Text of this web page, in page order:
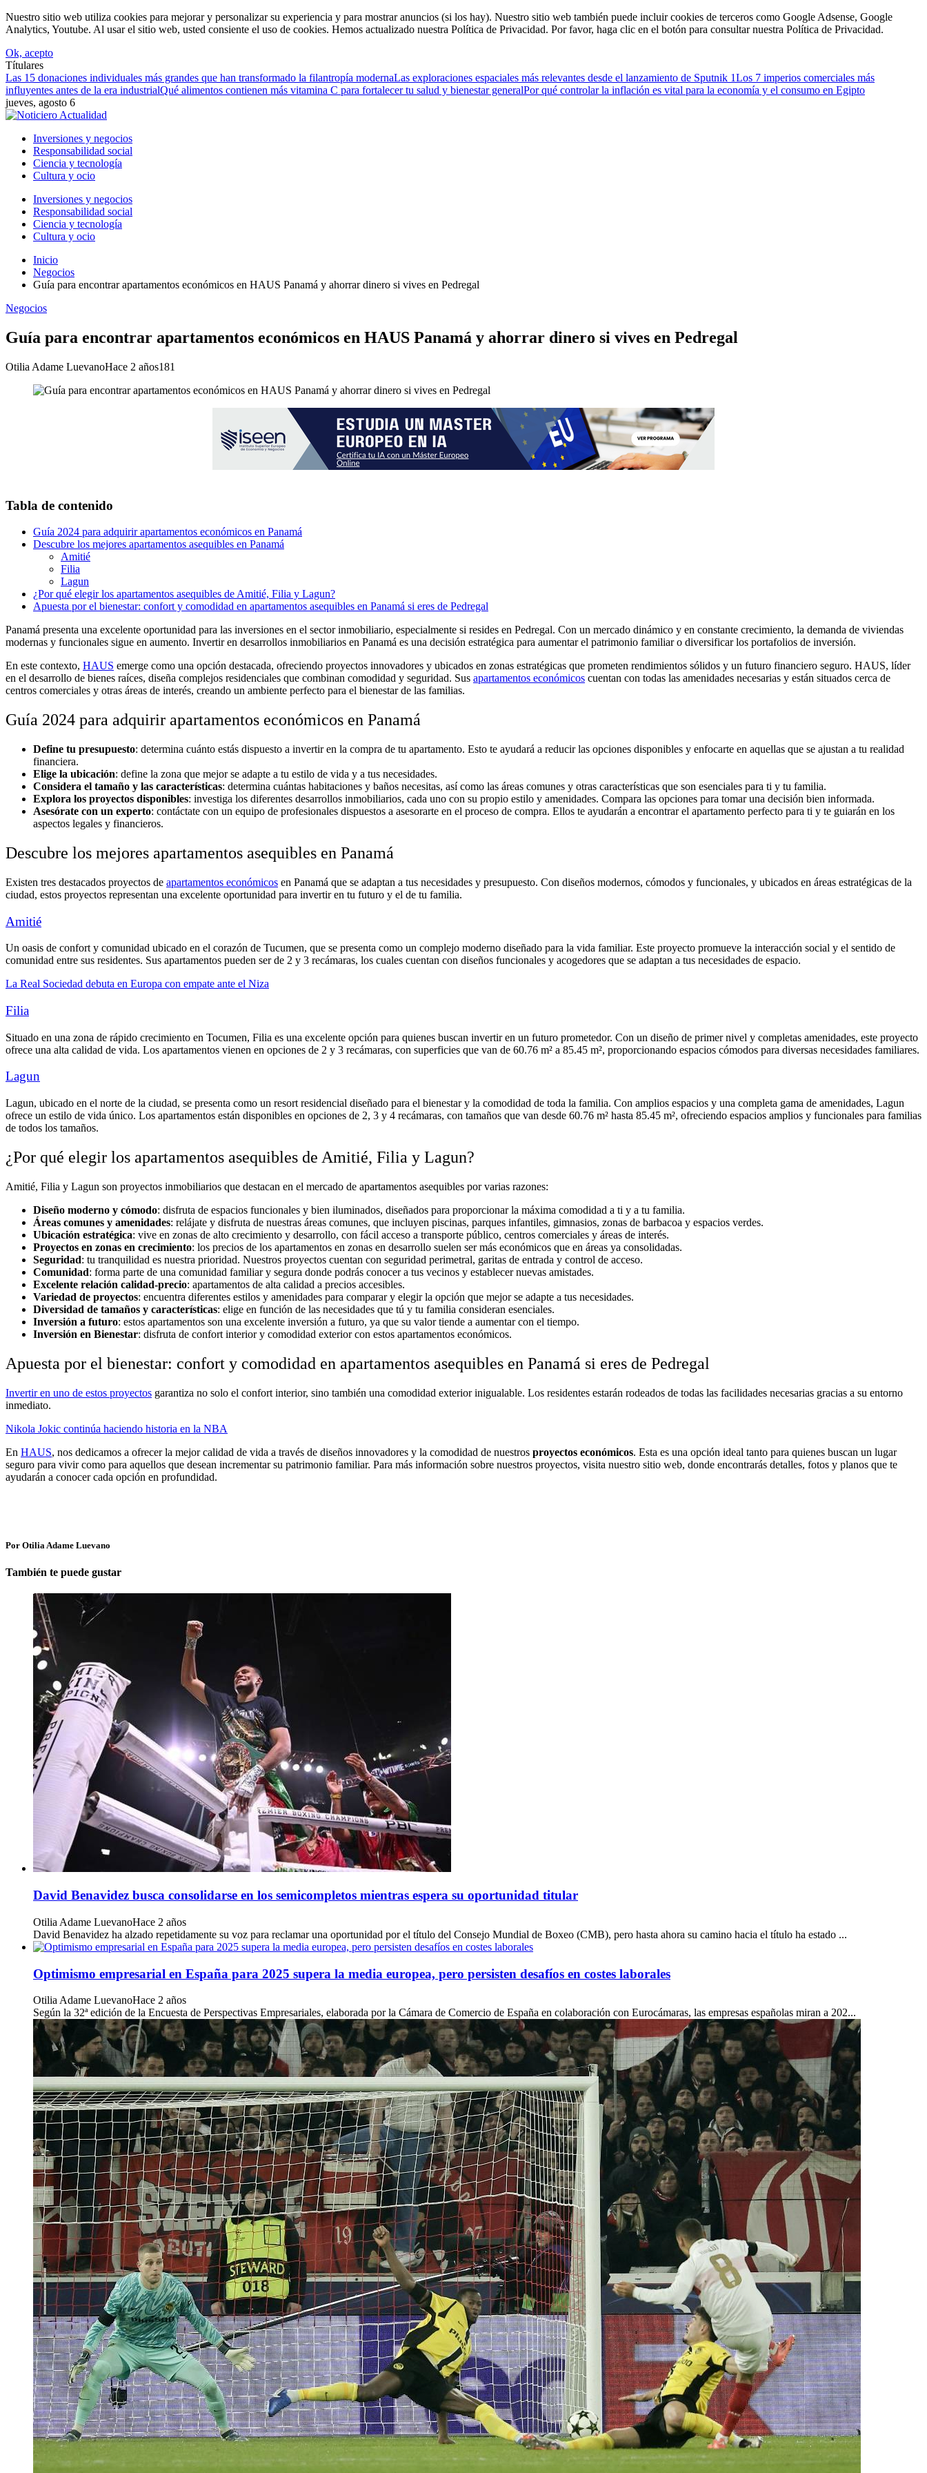
Nuestro sitio web utiliza cookies para mejorar y personalizar su experiencia y para mostrar anuncios (si los hay). Nuestro sitio web también puede incluir cookies de terceros como Google Adsense, Google
Analytics, Youtube. Al usar el sitio web, usted consiente el uso de cookies. Hemos actualizado nuestra Política de Privacidad. Por favor, haga clic en el botón para consultar nuestra Política de Privacidad.
Ok, acepto
Títulares
Las 15 donaciones individuales más grandes que han transformado la filantropía modernaLas exploraciones espaciales más relevantes desde el lanzamiento de Sputnik 1Los 7 imperios comerciales más
influyentes antes de la era industrialQué alimentos contienen más vitamina C para fortalecer tu salud y bienestar generalPor qué controlar la inflación es vital para la economía y el consumo en Egipto
jueves, agosto 6
Inversiones y negocios
Responsabilidad social
Ciencia y tecnología
Cultura y ocio
Inversiones y negocios
Responsabilidad social
Ciencia y tecnología
Cultura y ocio
Inicio
Negocios
Guía para encontrar apartamentos económicos en HAUS Panamá y ahorrar dinero si vives en Pedregal
Negocios
Guía para encontrar apartamentos económicos en HAUS Panamá y ahorrar dinero si vives en Pedregal
Otilia Adame LuevanoHace 2 años181
Tabla de contenido
Guía 2024 para adquirir apartamentos económicos en Panamá
Descubre los mejores apartamentos asequibles en Panamá
Amitié
Filia
Lagun
¿Por qué elegir los apartamentos asequibles de Amitié, Filia y Lagun?
Apuesta por el bienestar: confort y comodidad en apartamentos asequibles en Panamá si eres de Pedregal
Panamá presenta una excelente oportunidad para las inversiones en el sector inmobiliario, especialmente si resides en Pedregal. Con un mercado dinámico y en constante crecimiento, la demanda de viviendas
modernas y funcionales sigue en aumento. Invertir en desarrollos inmobiliarios en Panamá es una decisión estratégica para aumentar el patrimonio familiar o diversificar los portafolios de inversión.
En este contexto, HAUS emerge como una opción destacada, ofreciendo proyectos innovadores y ubicados en zonas estratégicas que prometen rendimientos sólidos y un futuro financiero seguro. HAUS, líder
en el desarrollo de bienes raíces, diseña complejos residenciales que combinan comodidad y seguridad. Sus apartamentos económicos cuentan con todas las amenidades necesarias y están situados cerca de
centros comerciales y otras áreas de interés, creando un ambiente perfecto para el bienestar de las familias.
Guía 2024 para adquirir apartamentos económicos en Panamá
Define tu presupuesto: determina cuánto estás dispuesto a invertir en la compra de tu apartamento. Esto te ayudará a reducir las opciones disponibles y enfocarte en aquellas que se ajustan a tu realidad
financiera.
Elige la ubicación: define la zona que mejor se adapte a tu estilo de vida y a tus necesidades.
Considera el tamaño y las características: determina cuántas habitaciones y baños necesitas, así como las áreas comunes y otras características que son esenciales para ti y tu familia.
Explora los proyectos disponibles: investiga los diferentes desarrollos inmobiliarios, cada uno con su propio estilo y amenidades. Compara las opciones para tomar una decisión bien informada.
Asesórate con un experto: contáctate con un equipo de profesionales dispuestos a asesorarte en el proceso de compra. Ellos te ayudarán a encontrar el apartamento perfecto para ti y te guiarán en los
aspectos legales y financieros.
Descubre los mejores apartamentos asequibles en Panamá
Existen tres destacados proyectos de apartamentos económicos en Panamá que se adaptan a tus necesidades y presupuesto. Con diseños modernos, cómodos y funcionales, y ubicados en áreas estratégicas de la
ciudad, estos proyectos representan una excelente oportunidad para invertir en tu futuro y el de tu familia.
Amitié
Un oasis de confort y comunidad ubicado en el corazón de Tucumen, que se presenta como un complejo moderno diseñado para la vida familiar. Este proyecto promueve la interacción social y el sentido de
comunidad entre sus residentes. Sus apartamentos pueden ser de 2 y 3 recámaras, los cuales cuentan con diseños funcionales y acogedores que se adaptan a tus necesidades de espacio.
La Real Sociedad debuta en Europa con empate ante el Niza
Filia
Situado en una zona de rápido crecimiento en Tocumen, Filia es una excelente opción para quienes buscan invertir en un futuro prometedor. Con un diseño de primer nivel y completas amenidades, este proyecto
ofrece una alta calidad de vida. Los apartamentos vienen en opciones de 2 y 3 recámaras, con superficies que van de 60.76 m² a 85.45 m², proporcionando espacios cómodos para diversas necesidades familiares.
Lagun
Lagun, ubicado en el norte de la ciudad, se presenta como un resort residencial diseñado para el bienestar y la comodidad de toda la familia. Con amplios espacios y una completa gama de amenidades, Lagun
ofrece un estilo de vida único. Los apartamentos están disponibles en opciones de 2, 3 y 4 recámaras, con tamaños que van desde 60.76 m² hasta 85.45 m², ofreciendo espacios amplios y funcionales para familias
de todos los tamaños.
¿Por qué elegir los apartamentos asequibles de Amitié, Filia y Lagun?
Amitié, Filia y Lagun son proyectos inmobiliarios que destacan en el mercado de apartamentos asequibles por varias razones:
Diseño moderno y cómodo: disfruta de espacios funcionales y bien iluminados, diseñados para proporcionar la máxima comodidad a ti y a tu familia.
Áreas comunes y amenidades: relájate y disfruta de nuestras áreas comunes, que incluyen piscinas, parques infantiles, gimnasios, zonas de barbacoa y espacios verdes.
Ubicación estratégica: vive en zonas de alto crecimiento y desarrollo, con fácil acceso a transporte público, centros comerciales y áreas de interés.
Proyectos en zonas en crecimiento: los precios de los apartamentos en zonas en desarrollo suelen ser más económicos que en áreas ya consolidadas.
Seguridad: tu tranquilidad es nuestra prioridad. Nuestros proyectos cuentan con seguridad perimetral, garitas de entrada y control de acceso.
Comunidad: forma parte de una comunidad familiar y segura donde podrás conocer a tus vecinos y establecer nuevas amistades.
Excelente relación calidad-precio: apartamentos de alta calidad a precios accesibles.
Variedad de proyectos: encuentra diferentes estilos y amenidades para comparar y elegir la opción que mejor se adapte a tus necesidades.
Diversidad de tamaños y características: elige en función de las necesidades que tú y tu familia consideran esenciales.
Inversión a futuro: estos apartamentos son una excelente inversión a futuro, ya que su valor tiende a aumentar con el tiempo.
Inversión en Bienestar: disfruta de confort interior y comodidad exterior con estos apartamentos económicos.
Apuesta por el bienestar: confort y comodidad en apartamentos asequibles en Panamá si eres de Pedregal
Invertir en uno de estos proyectos garantiza no solo el confort interior, sino también una comodidad exterior inigualable. Los residentes estarán rodeados de todas las facilidades necesarias gracias a su entorno
inmediato.
Nikola Jokic continúa haciendo historia en la NBA
En HAUS, nos dedicamos a ofrecer la mejor calidad de vida a través de diseños innovadores y la comodidad de nuestros proyectos económicos. Esta es una opción ideal tanto para quienes buscan un lugar
seguro para vivir como para aquellos que desean incrementar su patrimonio familiar. Para más información sobre nuestros proyectos, visita nuestro sitio web, donde encontrarás detalles, fotos y planos que te
ayudarán a conocer cada opción en profundidad.
Por Otilia Adame Luevano
También te puede gustar
David Benavidez busca consolidarse en los semicompletos mientras espera su oportunidad titular
Otilia Adame LuevanoHace 2 años
David Benavidez ha alzado repetidamente su voz para reclamar una oportunidad por el título del Consejo Mundial de Boxeo (CMB), pero hasta ahora su camino hacia el título ha estado ...
Optimismo empresarial en España para 2025 supera la media europea, pero persisten desafíos en costes laborales
Otilia Adame LuevanoHace 2 años
Según la 32ª edición de la Encuesta de Perspectivas Empresariales, elaborada por la Cámara de Comercio de España en colaboración con Eurocámaras, las empresas españolas miran a 202...